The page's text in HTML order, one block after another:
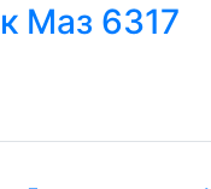
Маз 6317